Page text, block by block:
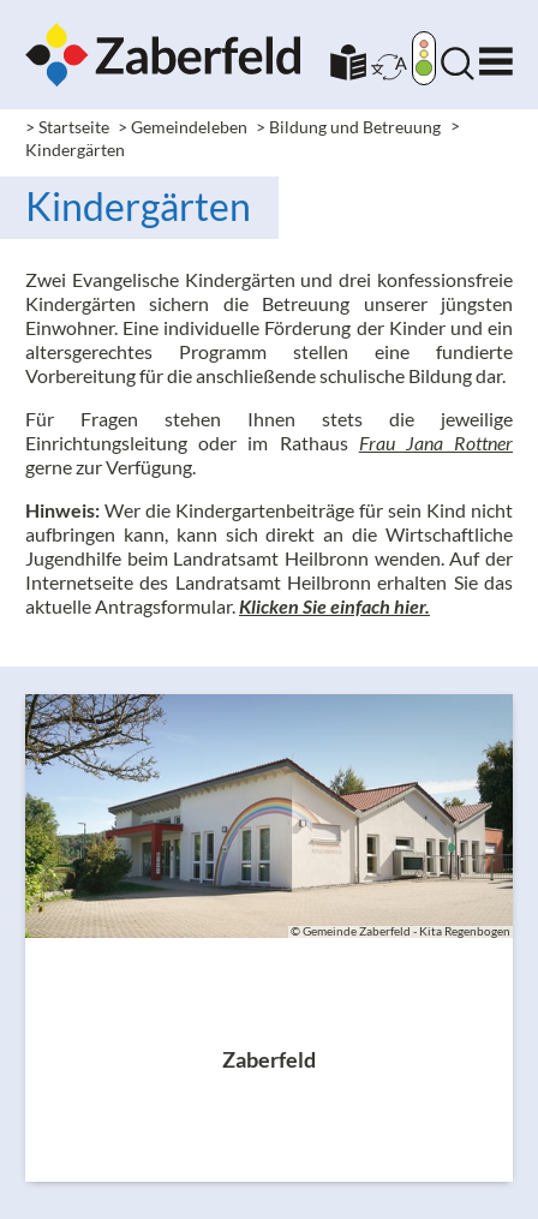
> Startseite > Gemeindeleben > Bildung und Betreuung >
Kindergärten
Kindergärten
Zwei Evangelische Kindergärten und drei konfessionsfreie
Kindergärten sichern die Betreuung unserer jüngsten
Einwohner. Eine individuelle Förderung der Kinder und ein
altersgerechtes Programm stellen eine fundierte
Vorbereitung für die anschließende schulische Bildung dar.
Für Fragen stehen Ihnen stets die jeweilige
Einrichtungsleitung oder im Rathaus Frau Jana Rottner
gerne zur Verfügung.
Hinweis: Wer die Kindergartenbeiträge für sein Kind nicht
aufbringen kann, kann sich direkt an die Wirtschaftliche
Jugendhilfe beim Landratsamt Heilbronn wenden. Auf der
Internetseite des Landratsamt Heilbronn erhalten Sie das
aktuelle Antragsformular.Klicken Sie einfach hier.
© Gemeinde Zaberfeld - Kita Regenbogen
Zaberfeld